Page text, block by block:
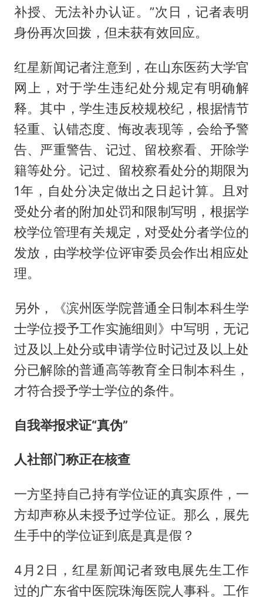
补授、无法补办认证。”次日，记者表明
身份再次回拨，但未获有效回应。
红星新闻记者注意到，在山东医药大学官
网上，对于学生违纪处分规定有明确解
释。其中，学生违反校规校纪，根据情节
轻重、认错态度、悔改表现等，会给予警
告、严重警告、记过、留校察看、开除学
籍等处分。记过、留校察看处分的期限为
1年，自处分决定做出之日起计算。且对
受处分者的附加处罚和限制写明，根据学
校学位管理有关规定，对受处分者学位的
发放，由学校学位评审委员会作出相应处
理。
另外，《滨州医学院普通全日制本科生学
士学位授予工作实施细则》中写明，无记
过及以上处分或申请学位时记过及以上处
分已解除的普通高等教育全日制本科生，
才符合授予学士学位的条件。
自我举报求证“真伪”
人社部门称正在核查
一方坚持自己持有学位证的真实原件，一
方却声称从未授予过学位证。那么，展先
生手中的学位证到底是真是假？
4月2日，红星新闻记者致电展先生工作
过的广东省中医院珠海医院人事科。工作